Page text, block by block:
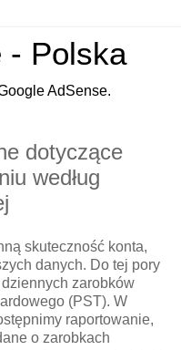
- Polska
AdSense.
dotyczące
według
skuteczność konta,
danych. Do tej pory
zarobków
(PST). W
raportowanie,
o zarobkach